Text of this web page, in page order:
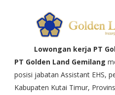
Lowongan kerja PT
PT Golden Land Gemilang
posisi jabatan Assistant EHS,
Kabupaten Kutai Timur,